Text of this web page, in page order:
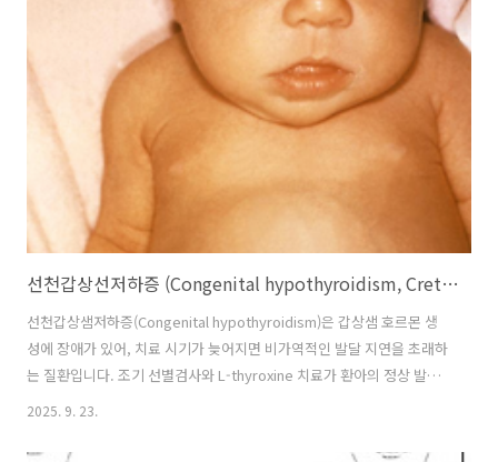
감각 이상등이 나타나며, 칼슘부족으로 인해 피부·치아 변화가 나타납니
다. 피부병, 치아 이상 이 나타납니다. 또한 특징적 외모 (Albright
hereditary osteodystrophy)가 나타나는데 작은 키 둥근 얼굴 짧은
선천갑상선저하증 (Congenital hypothyroidism, Cretinism) – 조기 발견이 예후를 결정한다
선천갑상샘저하증(Congenital hypothyroidism)은 갑상샘 호르몬 생
성에 장애가 있어, 치료 시기가 늦어지면 비가역적인 발달 지연을 초래하
는 질환입니다. 조기 선별검사와 L-thyroxine 치료가 환아의 정상 발달
을 좌우하기 때문에 반드시 조기진단되어야 합니다. 선천갑상선저하증
습니다. 골반 X-ray를 촬영하면, 골연령 감소 소견 과 함께, epiphyseal
2025. 9. 23.